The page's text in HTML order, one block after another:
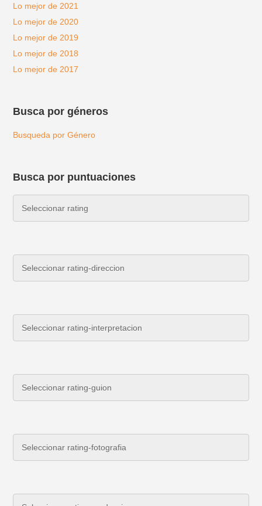
Lo mejor de 2021
Lo mejor de 2020
Lo mejor de 2019
Lo mejor de 2018
Lo mejor de 2017
Busca por géneros
Busqueda por Género
Busca por puntuaciones